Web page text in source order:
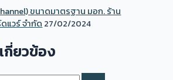
ขนาดมาตรฐาน มอก. ร้าน
แวร์ จำกัด 27/02/2024
กี่ยวข้อง